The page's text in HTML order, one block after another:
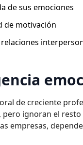
de sus emociones
de motivación
de creciente
pero ignoran el
empresas,